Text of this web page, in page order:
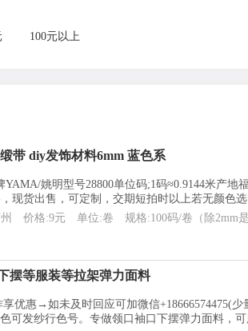
100元以上
带 diy发饰材料6mm 蓝色系
姚明型号28800单位码;1码≈0.9144米产
，现货出售，可定制，交期短拍时以上若无颜色选
价格:9元 单位:卷 规格:100码/卷（除2mm
摆等服装等拉架弹力面料
优惠→如未及时回应可加微信+18666574475(
可发纱行色号。专做领口袖口下摆弹力面料，可